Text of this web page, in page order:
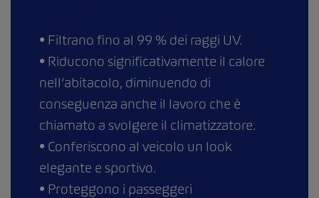
• Filtrano fino al 99 % dei raggi UV.
• Riducono significativamente il calore
nell’abitacolo, diminuendo di
conseguenza anche il lavoro che è
chiamato a svolgere il climatizzatore.
• Conferiscono al veicolo un look
elegante e sportivo.
• Proteggono i passeggeri